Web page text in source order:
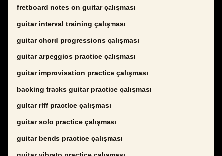
fretboard notes on guitar çalışması
guitar interval training çalışması
guitar chord progressions çalışması
guitar arpeggios practice çalışması
guitar improvisation practice çalışması
backing tracks guitar practice çalışması
guitar riff practice çalışması
guitar solo practice çalışması
guitar bends practice çalışması